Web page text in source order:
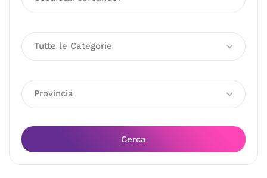
Tutte le Categorie
Provincia
Cerca